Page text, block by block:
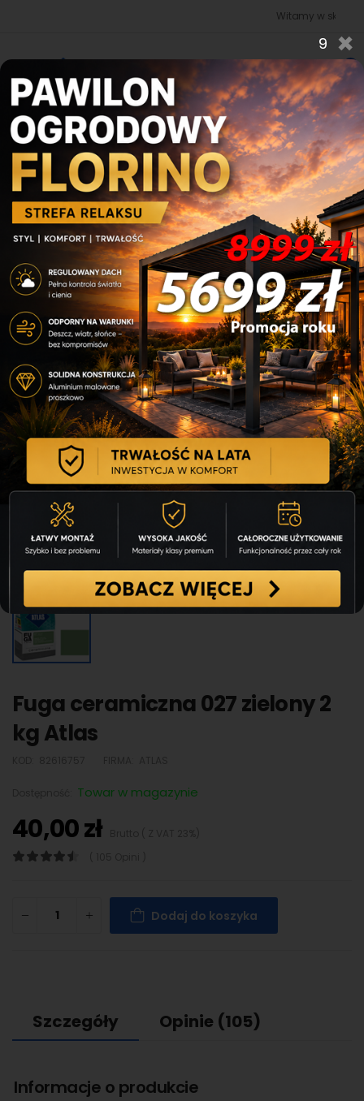
8 ×
Witamy w sklepie
0
Fuga ceramiczna 027 zielony 2
kg Atlas
Towar w magazynie
40,00 zł
Dodaj do koszyka
Szczegóły Opinie (105)
Informacje o produkcie